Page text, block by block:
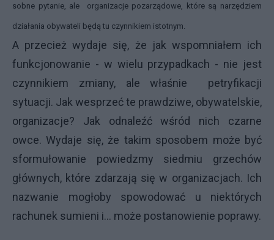
sobne pytanie, ale organizacje pozarządowe, które są narzędziem
działania obywateli będą tu czynnikiem istotnym.
A przecież wydaje się, że jak wspomniałem ich
funkcjonowanie - w wielu przypadkach - nie jest
czynnikiem zmiany, ale właśnie petryfikacji
sytuacji. Jak wesprzeć te prawdziwe, obywatelskie,
organizacje? Jak odnaleźć wśród nich czarne
owce. Wydaje się, że takim sposobem może być
sformułowanie powiedzmy siedmiu grzechów
głównych, które zdarzają się w organizacjach. Ich
nazwanie mogłoby spowodować u niektórych
rachunek sumieni i... może postanowienie poprawy.